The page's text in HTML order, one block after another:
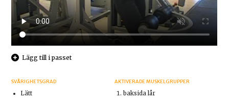
Lägg till i passet
SVÅRIGHETSGRAD
Lätt
AKTIVERADE MUSKELGRUPPER
baksida lår